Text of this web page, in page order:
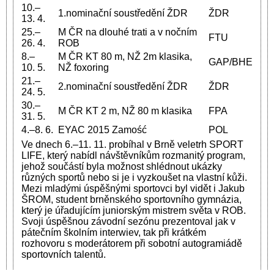
10.–
13. 4.
1.nominační soustředění ŽDR
ŽDR
25.–
26. 4.
M ČR na dlouhé trati a v nočním
ROB
FTU
8.–
10. 5.
M ČR KT 80 m, NŽ 2m klasika,
NŽ foxoring
GAP/BHE
21.–
24. 5.
2.nominační soustředění ŽDR
ŽDR
30.–
31. 5.
M ČR KT 2 m, NŽ 80 m klasika
FPA
4.–8. 6.
EYAC 2015 Zamość
POL
Ve dnech 6.–11. 11. probíhal v Brně veletrh SPORT
LIFE, který nabídl návštěvníkům rozmanitý program,
jehož součástí byla možnost shlédnout ukázky
různých sportů nebo si je i vyzkoušet na vlastní kůži.
Mezi mladými úspěšnými sportovci byl vidět i Jakub
ŠROM, student brněnského sportovního gymnázia,
který je úřadujícím juniorským mistrem světa v ROB.
Svoji úspěšnou závodní sezónu prezentoval jak v
pátečním školním interwiev, tak při krátkém
rozhovoru s moderátorem při sobotní autogramiádě
sportovních talentů.